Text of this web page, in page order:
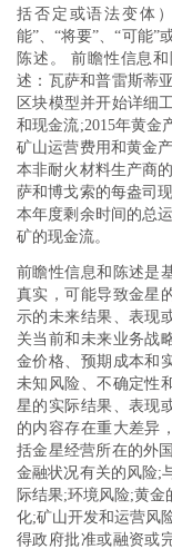
括否定或语法变体
能”、“将要”、“可能”
陈述。 前瞻性信息
述：瓦萨和普雷斯蒂
区块模型并开始详细
和现金流;2015年黄金
矿山运营费用和黄金
本非耐火材料生产商
萨和博戈索的每盎司
本年度剩余时间的总
矿的现金流。
前瞻性信息和陈述是
真实，可能导致金星
示的未来结果、表现
关当前和未来业务战
金价格、预期成本和
未知风险、不确定性
星的实际结果、表现
的内容存在重大差异
括金星经营所在的外
金融状况有关的风险;
际结果;环境风险;黄
化;矿山开发和运营风
得政府批准或融资或